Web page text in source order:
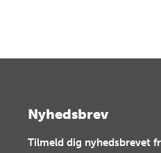
Nyhedsbrev
Tilmeld dig nyhedsbrevet